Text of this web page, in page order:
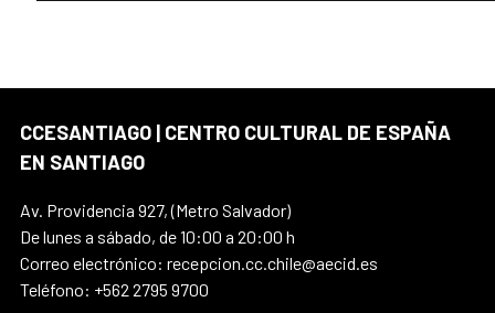
CCESANTIAGO | CENTRO CULTURAL DE ESPAÑA
EN SANTIAGO
Av. Providencia 927, (Metro Salvador)
De lunes a sábado, de 10:00 a 20:00 h
Correo electrónico: recepcion.cc.chile@aecid.es
Teléfono: +562 2795 9700